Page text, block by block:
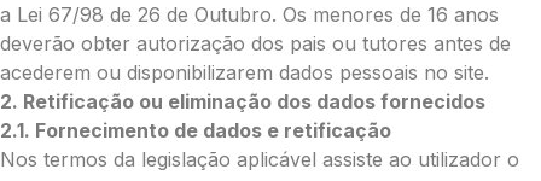
Total:
0.00
€
a Lei 67/98 de 26 de Outubro. Os menores de 16 anos
deverão obter autorização dos pais ou tutores antes de
acederem ou disponibilizarem dados pessoais no site.
2. Retificação ou eliminação dos dados fornecidos
2.1. Fornecimento de dados e retificação
Nos termos da legislação aplicável assiste ao utilizador o